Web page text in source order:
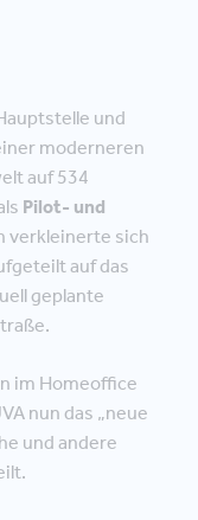
und
moderneren
auf 534
Pilot- und
verkleinerte sich
auf das
geplante
im Homeoffice
nun das „neue
und andere